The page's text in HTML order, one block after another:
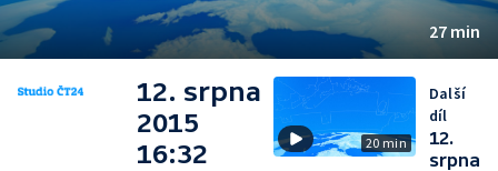
27 min
12. srpna
2015
16:32
20 min
Další
díl
12.
srpna